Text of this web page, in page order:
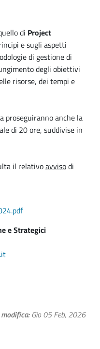
di Project
e sugli aspetti
di gestione di
degli obiettivi
risorse, dei tempi e
proseguiranno anche la
di 20 ore, suddivise in
il relativoavvisodi
e Strategici
Gio 05 Feb, 2026